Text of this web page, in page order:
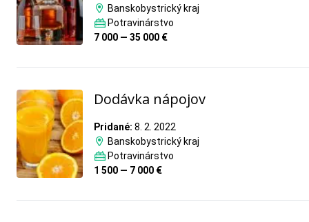
Banskobystrický kraj
Potravinárstvo
7 000 — 35 000 €
Dodávka nápojov
Pridané: 8. 2. 2022
Banskobystrický kraj
Potravinárstvo
1 500 — 7 000 €